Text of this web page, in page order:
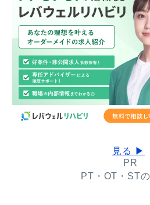
見る ▶
PR
PT・OT・ST